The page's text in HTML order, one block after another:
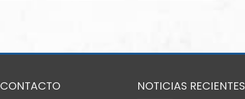
CONTACTO NOTICIAS RECIENTES